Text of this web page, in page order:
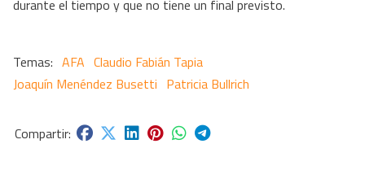
durante el tiempo y que no tiene un final previsto.
AFA Claudio Fabián Tapia
Joaquín Menéndez Busetti Patricia Bullrich